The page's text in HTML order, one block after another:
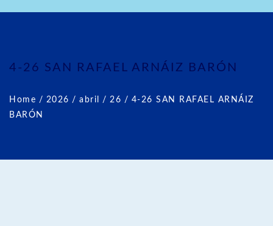
4-26 SAN RAFAEL ARNÁIZ BARÓN
Home / 2026 / abril / 26 / 4-26 SAN RAFAEL ARNÁIZ
BARÓN